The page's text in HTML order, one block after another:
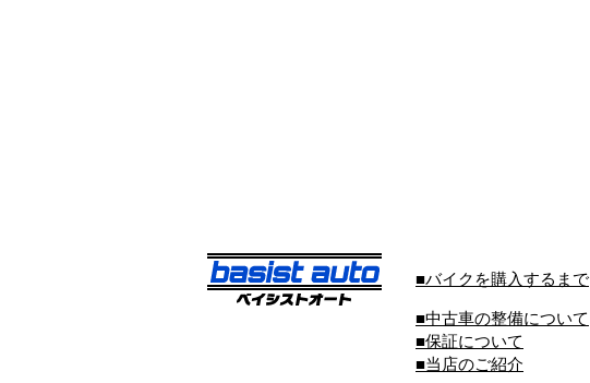
■バイクを購入するまで
■中古車の整備について
■保証について
■当店のご紹介